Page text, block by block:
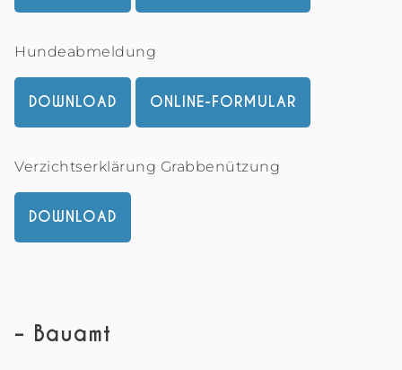
Hundeabmeldung
DOWNLOAD ONLINE-FORMULAR
Verzichtserklärung Grabbenützung
DOWNLOAD
– Bauamt